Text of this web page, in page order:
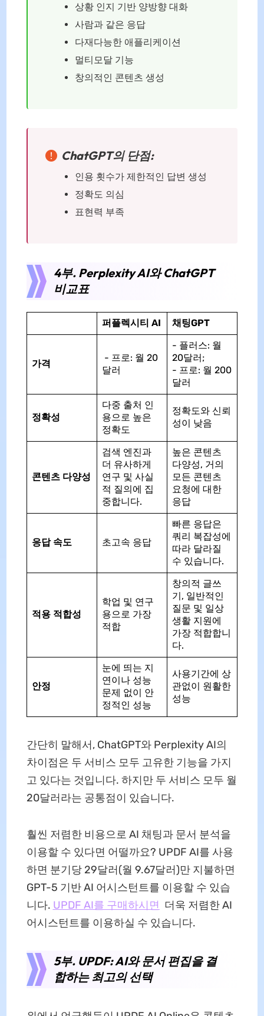
상황 인지 기반 양방향 대화
사람과 같은 응답
다재다능한 애플리케이션
멀티모달 기능
창의적인 콘텐츠 생성
ChatGPT의 단점:
인용 횟수가 제한적인 답변 생성
정확도 의심
표현력 부족
4부. Perplexity AI와 ChatGPT
비교표
퍼플렉시티 AI 채팅GPT
가격
- 프로: 월 20
달러
- 플러스: 월
20달러;
- 프로: 월 200
달러
정확성
다중 출처 인
용으로 높은
정확도
정확도와 신뢰
성이 낮음
콘텐츠 다양성
검색 엔진과
더 유사하게
연구 및 사실
적 질의에 집
중합니다.
높은 콘텐츠
다양성, 거의
모든 콘텐츠
요청에 대한
응답
응답 속도 초고속 응답
빠른 응답은
쿼리 복잡성에
따라 달라질
수 있습니다.
적용 적합성
학업 및 연구
용으로 가장
적합
창의적 글쓰
기, 일반적인
질문 및 일상
생활 지원에
가장 적합합니
다.
안정
눈에 띄는 지
연이나 성능
문제 없이 안
정적인 성능
사용기간에 상
관없이 원활한
성능
간단히 말해서, ChatGPT와 Perplexity AI의
차이점은 두 서비스 모두 고유한 기능을 가지
고 있다는 것입니다. 하지만 두 서비스 모두 월
20달러라는 공통점이 있습니다.
훨씬 저렴한 비용으로 AI 채팅과 문서 분석을
이용할 수 있다면 어떨까요? UPDF AI를 사용
하면 분기당 29달러(월 9.67달러)만 지불하면
GPT-5 기반 AI 어시스턴트를 이용할 수 있습
니다. UPDF AI를 구매하시면 더욱 저렴한 AI
어시스턴트를 이용하실 수 있습니다.
5부. UPDF: AI와 문서 편집을 결
합하는 최고의 선택